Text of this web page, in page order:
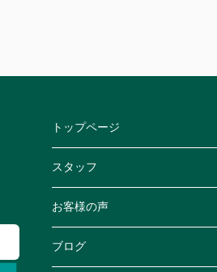
トップページ
スタッフ
お客様の声
ブログ